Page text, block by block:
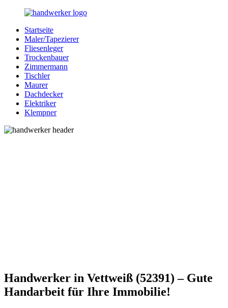
Zurück
Inhalt
Bessere-
Handwerker.de
Handwerker
Ihrer
Nähe
Startseite
Maler/Tapezierer
Fliesenleger
Trockenbauer
Zimmermann
Tischler
Maurer
Dachdecker
Elektriker
Klempner
Handwerker in Vettweiß (52391) – Gute
Handarbeit für Ihre Immobilie!